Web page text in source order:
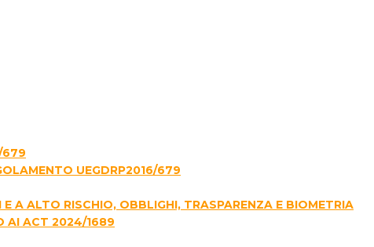
679
UEGDRP2016/679
A ALTO RISCHIO, OBBLIGHI, TRASPARENZA E BIOMETRIA
AI ACT 2024/1689